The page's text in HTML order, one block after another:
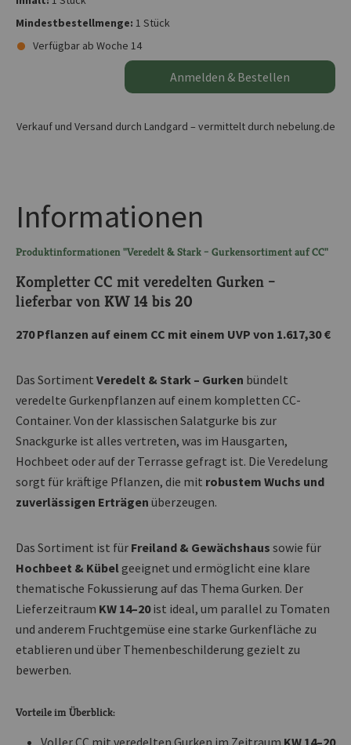
Mindestbestellmenge: 1 Stück
Verfügbar ab Woche 14
Anmelden & Bestellen
Verkauf und Versand durch Landgard – vermittelt durch nebelung.de
Informationen
Produktinformationen "Veredelt & Stark – Gurkensortiment auf CC"
Kompletter CC mit veredelten Gurken –
lieferbar von KW 14 bis 20
270 Pflanzen auf einem CC mit einem UVP von 1.617,30 €
Das Sortiment Veredelt & Stark – Gurken bündelt
veredelte Gurkenpflanzen auf einem kompletten CC-
Container. Von der klassischen Salatgurke bis zur
Snackgurke ist alles vertreten, was im Hausgarten,
Hochbeet oder auf der Terrasse gefragt ist. Die Veredelung
sorgt für kräftige Pflanzen, die mit robustem Wuchs und
zuverlässigen Erträgen überzeugen.
Das Sortiment ist für Freiland & Gewächshaus sowie für
Hochbeet & Kübelgeeignet und ermöglicht eine klare
thematische Fokussierung auf das Thema Gurken. Der
Lieferzeitraum KW 14–20ist ideal, um parallel zu Tomaten
und anderem Fruchtgemüse eine starke Gurkenfläche zu
etablieren und über Themenbeschilderung gezielt zu
bewerben.
Vorteile im Überblick: